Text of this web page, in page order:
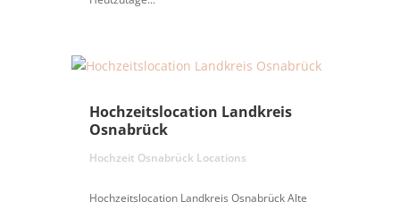
Hochzeitslocation Landkreis
Osnabrück
Hochzeit Osnabrück Locations
Hochzeitslocation Landkreis Osnabrück Alte